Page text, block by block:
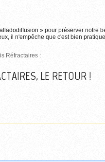
» pour préserver
il n'empêche que c'est bien
Réfractaires :
LE RETOUR !